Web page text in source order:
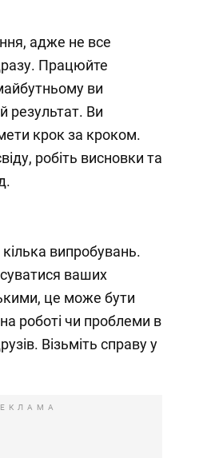
адже не все
Працюйте
ви
результат. Ви
крок за кроком.
робіть висновки та
випробувань.
ваших
це може бути
роботі чи проблеми в
Візьміть справу у